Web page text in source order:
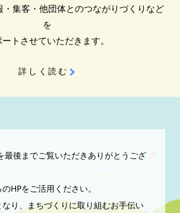
・集客・他団体とのつながりづくりなど
を
トさせていただきます。
詳しく読む
最後までご覧いただきありがとうござ
HPをご活用ください。
り、まちづくりに取り組むお手伝い